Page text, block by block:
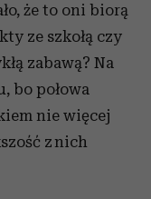
że to oni biorą
ze szkołą czy
zabawą? Na
bo połowa
nie więcej
z nich